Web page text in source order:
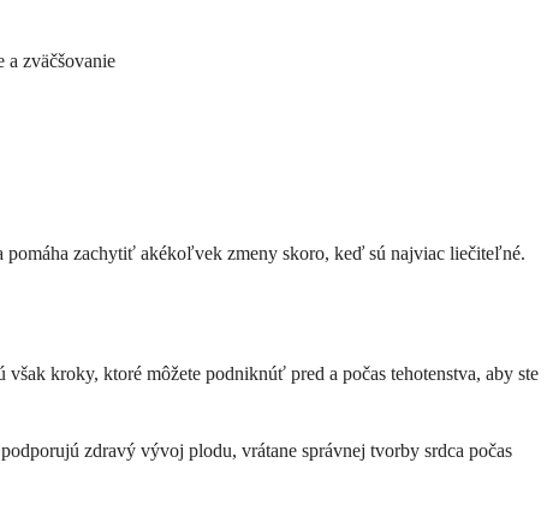
a zväčšovanie
zachytiť akékoľvek zmeny skoro, keď sú najviac liečiteľné.
kroky, ktoré môžete podniknúť pred a počas tehotenstva, aby ste
zdravý vývoj plodu, vrátane správnej tvorby srdca počas